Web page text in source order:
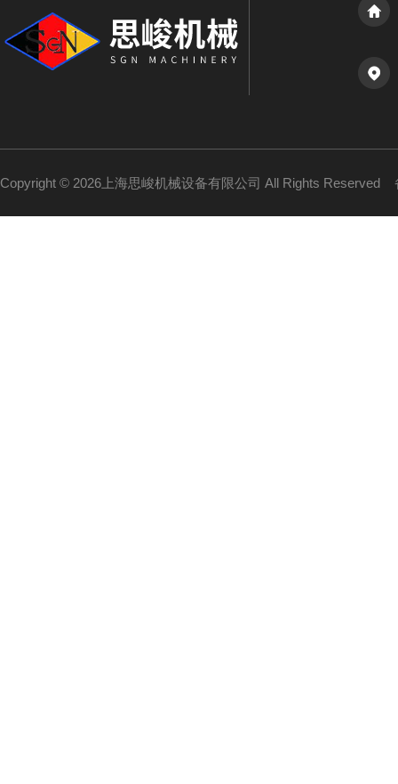
Copyright © 2026上海思峻机械设备有限公司 All Rights Reserved